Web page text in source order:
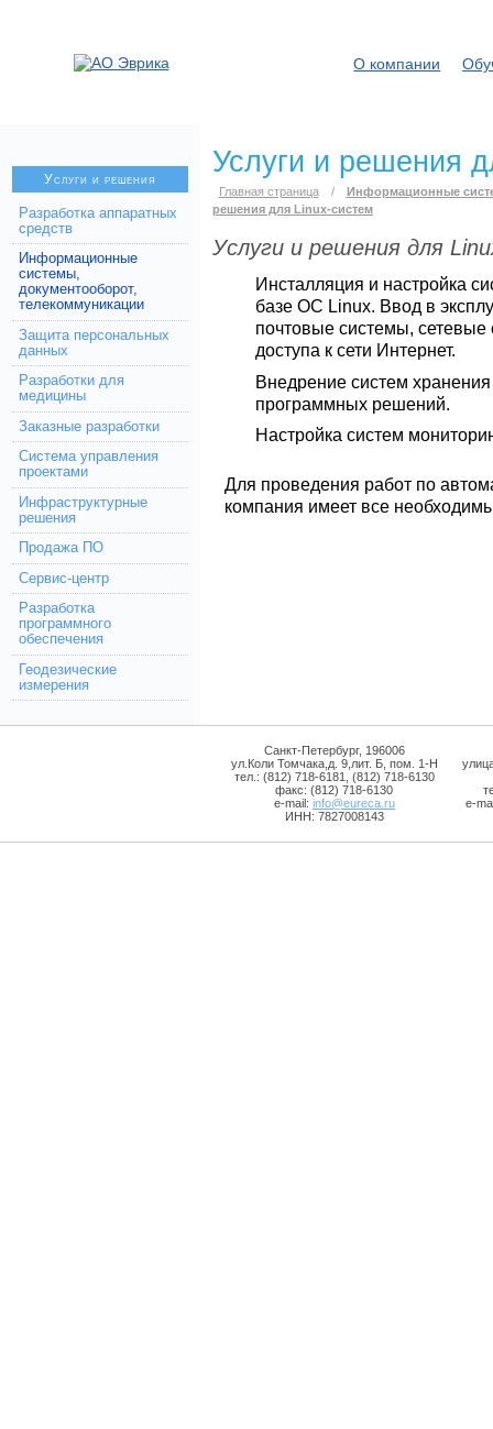
О компании
Услуги и решения
Разработка аппаратных
средств
Информационные
системы,
документооборот,
телекоммуникации
Защита персональных
данных
Разработки для
медицины
Заказные разработки
Система управления
проектами
Инфраструктурные
решения
Продажа ПО
Сервис-центр
Разработка
программного
обеспечения
Геодезические
измерения
Услуги и решения
Главная страница /
Информационные
решения для Linux-систем
Услуги и решения для
Инсталляция и настройка
базе ОС Linux. Ввод в
почтовые системы, сетевые
доступа к сети Интернет.
Внедрение систем
программных решений.
Настройка систем
Для проведения работ по
компания имеет все
Санкт-Петербург, 196006
ул.Коли Томчака,д. 9,лит. Б, пом. 1-Н
тел.: (812) 718-6181, (812) 718-6130
факс: (812) 718-6130
e-mail: info@eureca.ru
ИНН: 7827008143
e-